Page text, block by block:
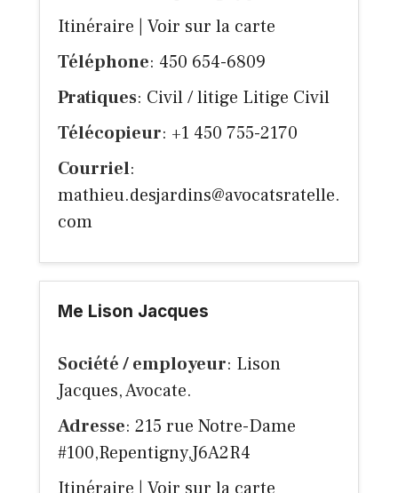
Itinéraire
Voir sur la carte
Téléphone: 450 654-6809
Pratiques: Civil / litige Litige Civil
Télécopieur: +1 450 755-2170
Courriel:
mathieu.desjardins@avocatsratelle.
com
Me Lison Jacques
Société / employeur: Lison
Jacques, Avocate.
Adresse: 215 rue Notre-Dame
#100,Repentigny,J6A2R4